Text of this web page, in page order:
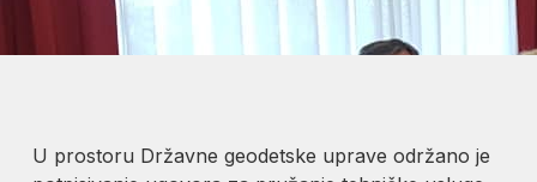
U prostoru Državne geodetske uprave održano je